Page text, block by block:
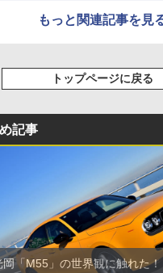
もっと関連記事を見
トップページに戻る
記事
岡「M55」の世界観に触れた